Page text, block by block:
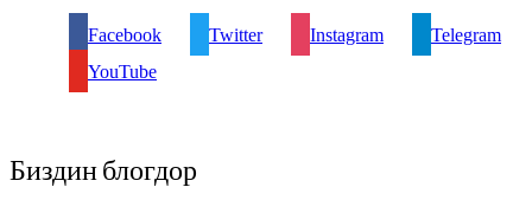
Facebook Twitter Instagram
Telegram
YouTube
Биздин блогдор